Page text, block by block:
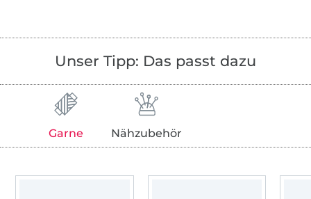
Unser Tipp: Das passt dazu
Garne Nähzubehör